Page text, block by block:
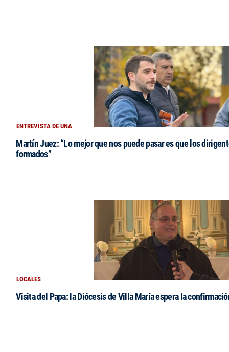
ENTREVISTA DE UNA
Martín Juez: “Lo mejor que nos puede pasar es que los
formados”
LOCALES
Visita del Papa: la Diócesis de Villa María espera la